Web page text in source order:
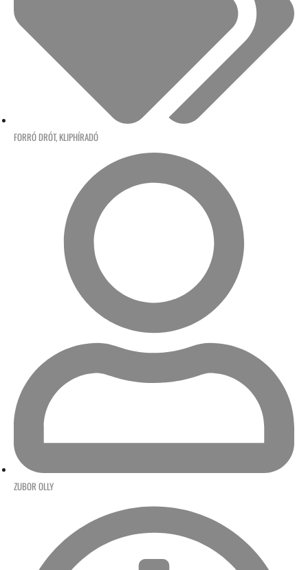
FORRÓ DRÓT, KLIPHÍRADÓ
ZUBOR OLLY